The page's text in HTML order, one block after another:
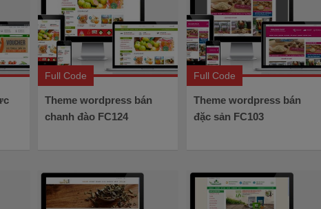
Full Code
Theme wordpress bán
chanh đào FC124
Full Code
Theme wordpress bán
đặc sản FC103